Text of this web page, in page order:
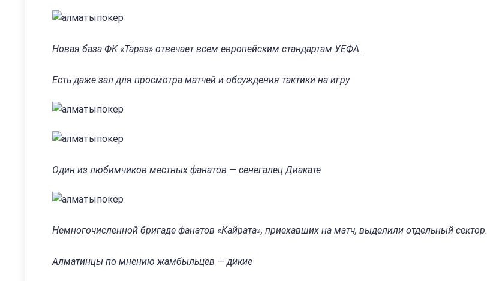
Новая база ФК «Тараз» отвечает всем европейским стандартам УЕФА.
Есть даже зал для просмотра матчей и обсуждения тактики на игру
Один из любимчиков местных фанатов — сенегалец Диакате
Немногочисленной бригаде фанатов «Кайрата», приехавших на матч, выделили отдельный сектор.
Алматинцы по мнению жамбыльцев — дикие